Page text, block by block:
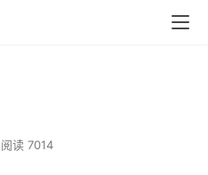
阅读 7014